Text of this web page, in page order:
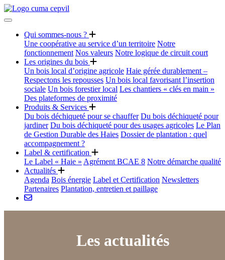
Qui sommes-nous ?
Une coopérative au service d’un territoire Notre
fonctionnement Nos valeurs Notre logique de circuit court
Les origines du bois
Un bois local d’origine agricole Haie gérée durablement –
Respectons les repousses Un bois local favorisant l’insertion
sociale Un bois forestier local Les chantiers « clés en main »
Des plateformes de proximité
Produits & Services
Du bois déchiqueté pour se chauffer Du bois déchiqueté pour
jardiner Du bois déchiqueté pour des usages agricoles Le Plan
de Gestion Durable des Haies Dossier de plantation : quel
accompagnement ?
Label & certification
Le Label « Haie » Agrément BCAE 8 Notre démarche qualité
Actualités
Agenda Bois énergie Label et Certification Newsletters
Partenaires Plantation, entretien et paillage
Les actualités